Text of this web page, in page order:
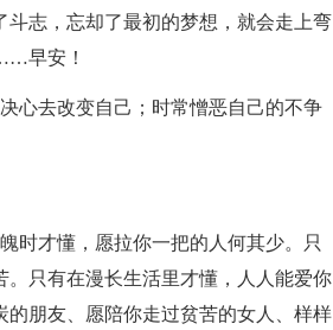
志，忘却了最初的梦想，就会走上弯
早安！
心去改变自己；时常憎恶自己的不争
时才懂，愿拉你一把的人何其少。只
只有在漫长生活里才懂，人人能爱你
朋友、愿陪你走过贫苦的女人、样样